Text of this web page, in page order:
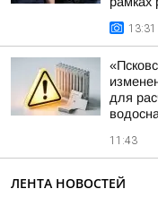
13:31
для
11:43
ЛЕНТА НОВОСТЕЙ